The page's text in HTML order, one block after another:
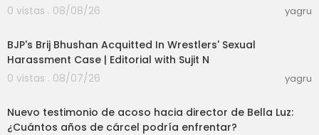
0 vistas . 08/08/26
yagru
BJP's Brij Bhushan Acquitted In Wrestlers' Sexual
Harassment Case | Editorial with Sujit N
0 vistas . 08/07/26
yagru
Nuevo testimonio de acoso hacia director de Bella Luz:
¿Cuántos años de cárcel podría enfrentar?